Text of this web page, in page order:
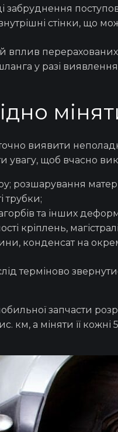
забруднення
стінки, що
перерахованих
у разі
виявити
увагу, щоб вчасно
розшарування
трубки;
та інших
кріплень,
конденсат на
терміново
запчасти
км, а міняти її